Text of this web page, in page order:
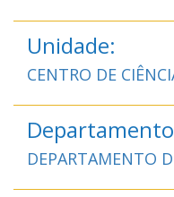
Unidade:
CENTRO DE
DEPARTAMENTO